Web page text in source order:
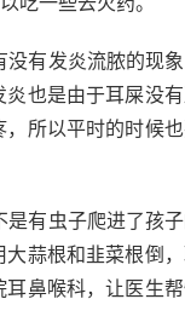
有发炎流脓的现象
也是由于耳屎没
所以平时的时候
有虫子爬进了孩
蒜根和韭菜根倒
鼻喉科，让医生